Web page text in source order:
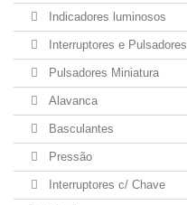
Indicadores luminosos
Interruptores e Pulsadores
Pulsadores Miniatura
Alavanca
Basculantes
Pressão
Interruptores c/ Chave